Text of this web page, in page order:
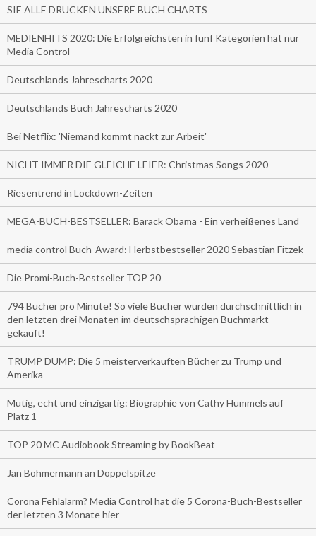
SIE ALLE DRUCKEN UNSERE BUCH CHARTS
MEDIENHITS 2020: Die Erfolgreichsten in fünf Kategorien hat nur
Media Control
Deutschlands Jahrescharts 2020
Deutschlands Buch Jahrescharts 2020
Bei Netflix: 'Niemand kommt nackt zur Arbeit'
NICHT IMMER DIE GLEICHE LEIER: Christmas Songs 2020
Riesentrend in Lockdown-Zeiten
MEGA-BUCH-BESTSELLER: Barack Obama - Ein verheißenes Land
media control Buch-Award: Herbstbestseller 2020 Sebastian Fitzek
Die Promi-Buch-Bestseller TOP 20
794 Bücher pro Minute! So viele Bücher wurden durchschnittlich in
den letzten drei Monaten im deutschsprachigen Buchmarkt
gekauft!
TRUMP DUMP: Die 5 meisterverkauften Bücher zu Trump und
Amerika
Mutig, echt und einzigartig: Biographie von Cathy Hummels auf
Platz 1
TOP 20 MC Audiobook Streaming by BookBeat
Jan Böhmermann an Doppelspitze
Corona Fehlalarm? Media Control hat die 5 Corona-Buch-Bestseller
der letzten 3 Monate hier